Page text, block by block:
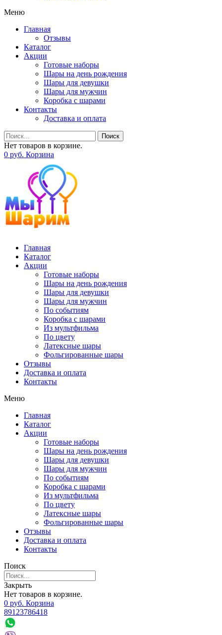
Меню
Главная
Отзывы
Каталог
Акции
Готовые наборы
Шары на день рождения
Шары для девушки
Шары для мужчин
Коробка с шарами
Контакты
Доставка и оплата
Поиск
Нет товаров в корзине.
0 руб. Корзина
Главная
Каталог
Акции
Готовые наборы
Шары на день рождения
Шары для девушки
Шары для мужчин
По событиям
Коробка с шарами
Из мультфильма
По цвету
Латексные шары
Фольгированные шары
Отзывы
Доставка и оплата
Контакты
Меню
Главная
Каталог
Акции
Готовые наборы
Шары на день рождения
Шары для девушки
Шары для мужчин
По событиям
Коробка с шарами
Из мультфильма
По цвету
Латексные шары
Фольгированные шары
Отзывы
Доставка и оплата
Контакты
Поиск
Закрыть
Нет товаров в корзине.
0 руб. Корзина
89123786418